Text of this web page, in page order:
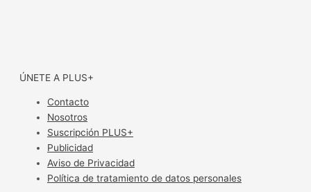
ÚNETE A PLUS+
Contacto
Nosotros
Suscripción PLUS+
Publicidad
Aviso de Privacidad
Política de tratamiento de datos personales